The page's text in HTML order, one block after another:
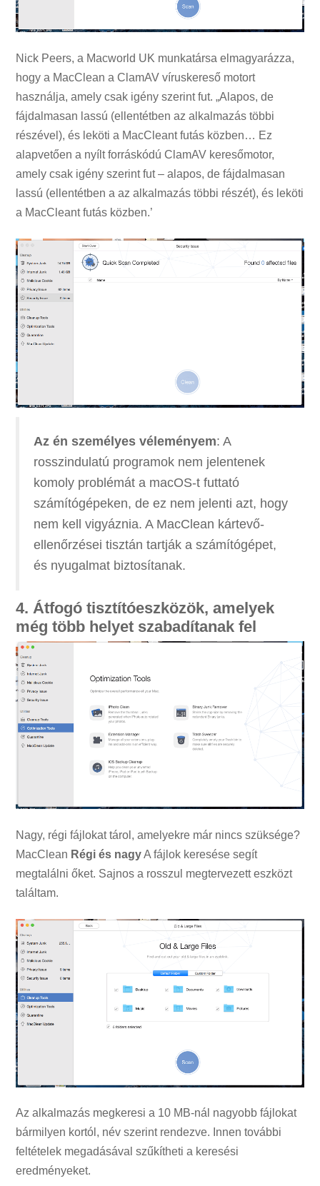
Nick Peers, a Macworld UK munkatársa elmagyarázza,
hogy a MacClean a ClamAV víruskereső motort
használja, amely csak igény szerint fut. „Alapos, de
fájdalmasan lassú (ellentétben az alkalmazás többi
részével), és leköti a MacCleant futás közben… Ez
alapvetően a nyílt forráskódú ClamAV keresőmotor,
amely csak igény szerint fut – alapos, de fájdalmasan
lassú (ellentétben a az alkalmazás többi részét), és leköti
a MacCleant futás közben.’
Az én személyes véleményem: A
rosszindulatú programok nem jelentenek
komoly problémát a macOS-t futtató
számítógépeken, de ez nem jelenti azt, hogy
nem kell vigyáznia. A MacClean kártevő-
ellenőrzései tisztán tartják a számítógépet,
és nyugalmat biztosítanak.
4. Átfogó tisztítóeszközök, amelyek
még több helyet szabadítanak fel
Nagy, régi fájlokat tárol, amelyekre már nincs szüksége?
MacClean Régi és nagyA fájlok keresése segít
megtalálni őket. Sajnos a rosszul megtervezett eszközt
találtam.
Az alkalmazás megkeresi a 10 MB-nál nagyobb fájlokat
bármilyen kortól, név szerint rendezve. Innen további
feltételek megadásával szűkítheti a keresési
eredményeket.